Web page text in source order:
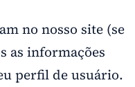
no nosso site (se
as informações
perfil de usuário.